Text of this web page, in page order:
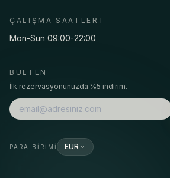
ÇALIŞMA SAATLERI
Mon-Sun 09:00-22:00
BÜLTEN
İlk rezervasyonunuzda %5 indirim.
PARA BIRIMI EUR